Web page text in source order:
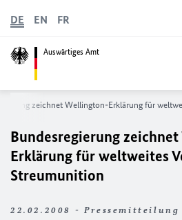
Auswärtiges Amt
DE EN FR
zeichnet Wellington-Erklärung für
Bundesregierung
Erklärung für weltweites
Streumunition
22.02.2008 - Pressemitteilung